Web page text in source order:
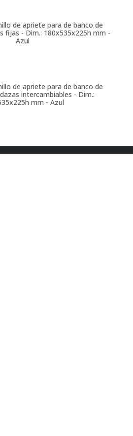
de apriete para de banco de
fijas - Dim.: 180x535x225h mm -
Azul
de apriete para de banco de
intercambiables - Dim.:
mm - Azul